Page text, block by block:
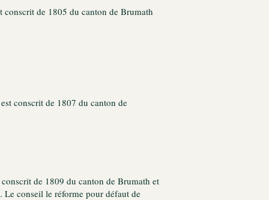
conscrit de 1805 du canton de Brumath
conscrit de 1807 du canton de
de 1809 du canton de Brumath et
conseil le réforme pour défaut de